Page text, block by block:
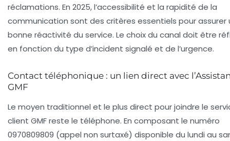
réclamations. En 2025, l’accessibilité et la rapidité de la
communication sont des critères essentiels pour assurer
bonne réactivité du service. Le choix du canal doit être
en fonction du type d’incident signalé et de l’urgence.
Contact téléphonique : un lien direct avec
GMF
Le moyen traditionnel et le plus direct pour joindre le
client GMF reste le téléphone. En composant le numéro
0970809809 (appel non surtaxé) disponible du lundi au